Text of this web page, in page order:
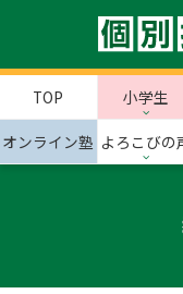
TOP 小学生
オンライン塾 よろこびの